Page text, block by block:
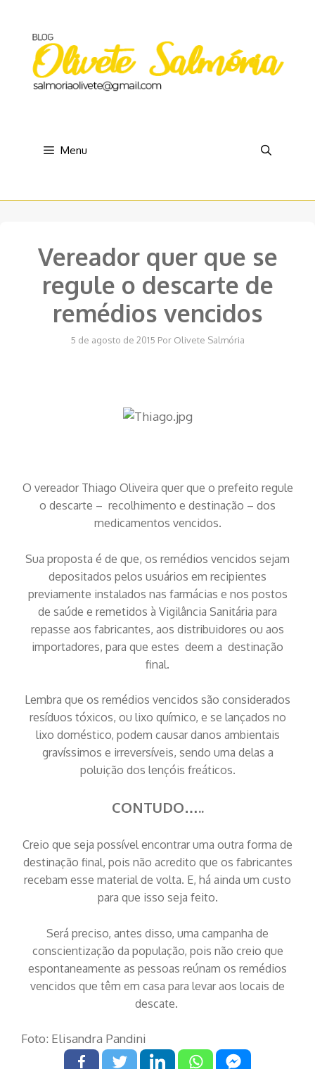
conteúdo
Menu
Vereador quer que se
regule o descarte de
remédios vencidos
5 de agosto de 2015 Por Olivete Salmória
O vereador Thiago Oliveira quer que o prefeito regule
o descarte – recolhimento e destinação – dos
medicamentos vencidos.
Sua proposta é de que, os remédios vencidos sejam
depositados pelos usuários em recipientes
previamente instalados nas farmácias e nos postos
de saúde e remetidos à Vigilância Sanitária para
repasse aos fabricantes, aos distribuidores ou aos
importadores, para que estes deem a destinação
final.
Lembra que os remédios vencidos são considerados
resíduos tóxicos, ou lixo químico, e se lançados no
lixo doméstico, podem causar danos ambientais
gravíssimos e irreversíveis, sendo uma delas a
poluição dos lençóis freáticos.
CONTUDO…..
Creio que seja possível encontrar uma outra forma de
destinação final, pois não acredito que os fabricantes
recebam esse material de volta. E, há ainda um custo
para que isso seja feito.
Será preciso, antes disso, uma campanha de
conscientização da população, pois não creio que
espontaneamente as pessoas reúnam os remédios
vencidos que têm em casa para levar aos locais de
descate.
Foto: Elisandra Pandini